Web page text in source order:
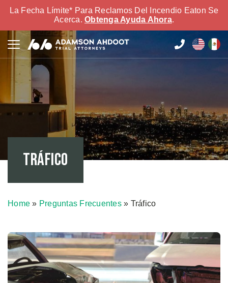
La Fecha Límite* Para Reclamos Del Incendio Eaton Se
Acerca. Obtenga Ayuda Ahora.
Tráfico
Home » Preguntas Frecuentes» Tráfico